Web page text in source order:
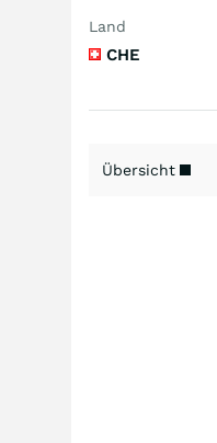
Land
CHE
Übersicht